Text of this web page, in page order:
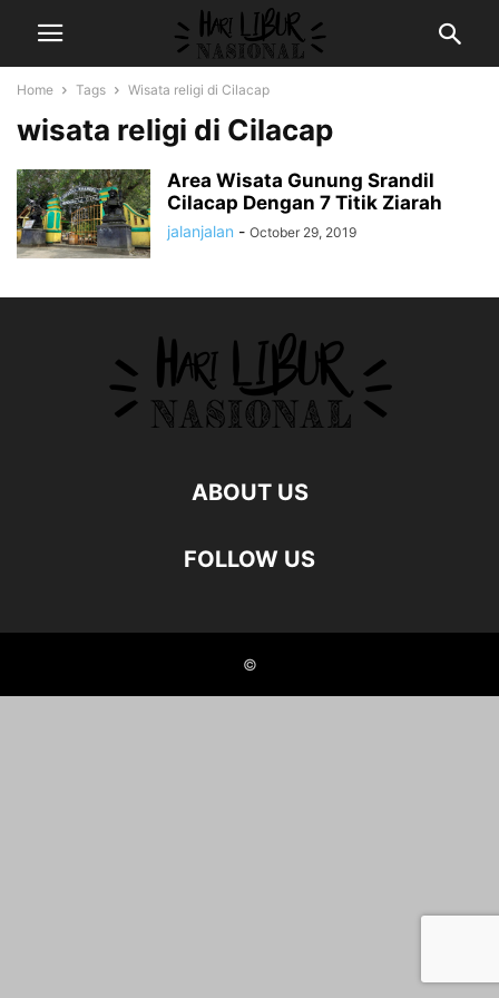
Home Tags Wisata religi di Cilacap
wisata religi di Cilacap
Area Wisata Gunung Srandil
Cilacap Dengan 7 Titik Ziarah
jalanjalan - October 29, 2019
ABOUT US
FOLLOW US
©